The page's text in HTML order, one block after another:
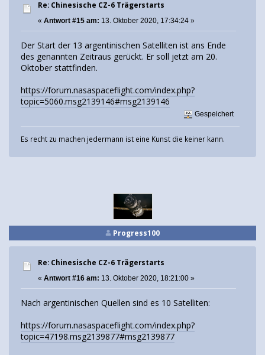
Re: Chinesische CZ-6 Trägerstarts
« Antwort #15 am: 13. Oktober 2020, 17:34:24 »
Der Start der 13 argentinischen Satelliten ist ans Ende
des genannten Zeitraus gerückt. Er soll jetzt am 20.
Oktober stattfinden.
https://forum.nasaspaceflight.com/index.php?
topic=5060.msg2139146#msg2139146
Gespeichert
Es recht zu machen jedermann ist eine Kunst die keiner kann.
Progress100
Re: Chinesische CZ-6 Trägerstarts
« Antwort #16 am: 13. Oktober 2020, 18:21:00 »
Nach argentinischen Quellen sind es 10 Satelliten:
https://forum.nasaspaceflight.com/index.php?
topic=47198.msg2139877#msg2139877